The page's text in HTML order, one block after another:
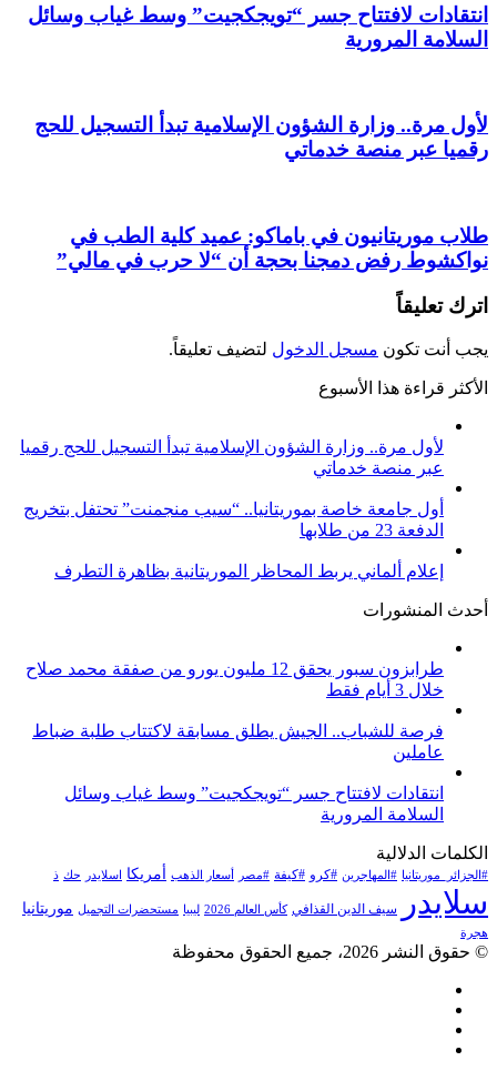
انتقادات لافتتاح جسر “تويجكجيت” وسط غياب وسائل
السلامة المرورية
لأول مرة.. وزارة الشؤون الإسلامية تبدأ التسجيل للحج
رقميا عبر منصة خدماتي
طلاب موريتانيون في باماكو: عميد كلية الطب في
نواكشوط رفض دمجنا بحجة أن “لا حرب في مالي”
اترك تعليقاً
يجب أنت تكون مسجل الدخول لتضيف تعليقاً.
الأكثر قراءة هذا الأسبوع
لأول مرة.. وزارة الشؤون الإسلامية تبدأ التسجيل للحج رقميا
عبر منصة خدماتي
أول جامعة خاصة بموريتانيا.. “سيب منجمنت” تحتفل بتخريج
الدفعة 23 من طلابها
إعلام ألماني يربط المحاظر الموريتانية بظاهرة التطرف
أحدث المنشورات
طرابزون سبور يحقق 12 مليون يورو من صفقة محمد صلاح
خلال 3 أيام فقط
فرصة للشباب.. الجيش يطلق مسابقة لاكتتاب طلبة ضباط
عاملين
انتقادات لافتتاح جسر “تويجكجيت” وسط غياب وسائل
السلامة المرورية
الكلمات الدلالية
#الجزائر_موريتانيا #المهاجرين #كرو #كيفة #مصر أسعار الذهب أمريكا اسلايدر حك ذ
سلايدر سيف الدين القذافي كأس العالم 2026 ليبيا مستحضرات التجميل موريتانيا
هجرة
© حقوق النشر 2026، جميع الحقوق محفوظة